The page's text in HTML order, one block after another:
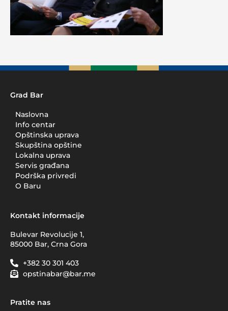
Grad Bar
Naslovna
Info centar
Opštinska uprava
Skupština opštine
Lokalna uprava
Servis građana
Podrška privredi
O Baru
Kontakt informacije
Bulevar Revolucije 1,
85000 Bar, Crna Gora
+382 30 301 403
opstinabar@bar.me
Pratite nas